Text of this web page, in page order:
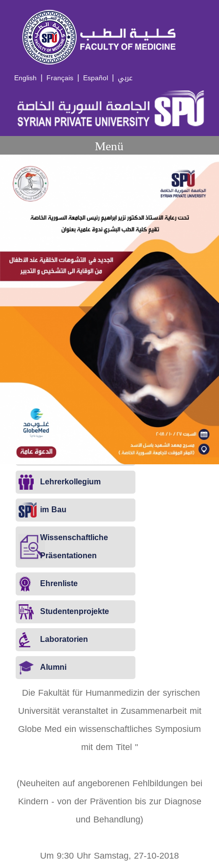
English | Français | Español | عربي
Menü
Symposium über (Neuheiten auf
angeborenen Fehlbildungen bei
Kindern - von der Prävention bis zur
Diagnose und Behandlung)
Kursbeschreibung &
Vorträge
Lehrerkollegium
im Bau
Wissenschaftliche
Präsentationen
Ehrenliste
Studentenprojekte
Laboratorien
Alumni
Die Fakultät für Humanmedizin der syrischen
Universität veranstaltet in Zusammenarbeit mit
Globe Med ein wissenschaftliches Symposium
mit dem Titel "
(Neuheiten auf angeborenen Fehlbildungen bei
Kindern - von der Prävention bis zur Diagnose
und Behandlung)
Um 9:30 Uhr Samstag, 27-10-2018